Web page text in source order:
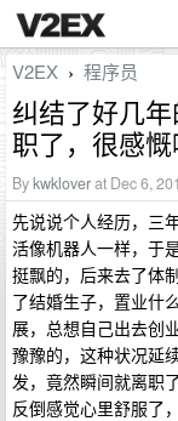
V2EX › 程序员
纠结了好几
职了，很感慨
Bykwkloverat Dec 6,
先说说个人经历，三
活像机器人一样，于
挺飘的，后来去了体
了结婚生子，置业什
展，总想自己出去创
豫豫的，这种状况延
发，竟然瞬间就离职
反倒感觉心里舒服了